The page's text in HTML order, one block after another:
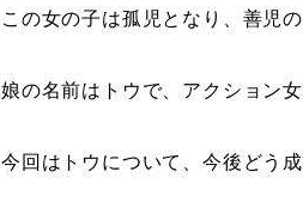
この女の子は孤児となり、善児
娘の名前はトウで、アクション
今回はトウについて、今後どう